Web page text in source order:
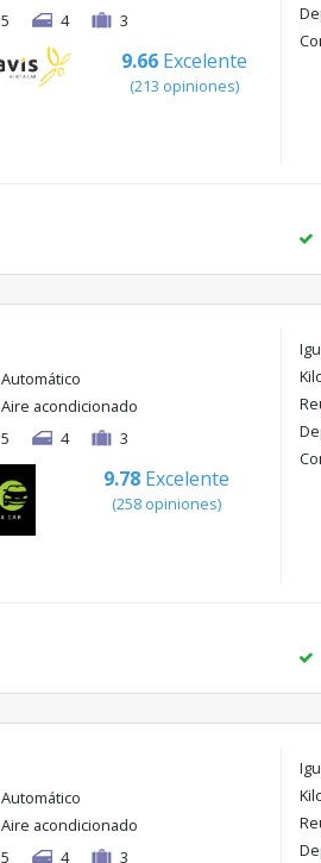
5
4 3
9.66 Excelente
(213 opiniones)
Automático
Aire acondicionado
5
4 3
9.78 Excelente
(258 opiniones)
Automático
Aire acondicionado
5
4 3